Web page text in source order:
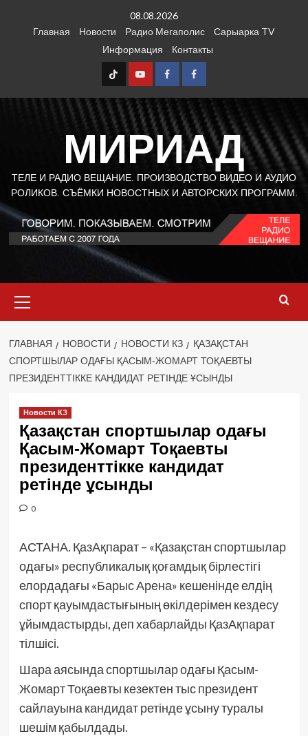
08.08.2026
Главная
Новости Радио Мегаполис
Сарыарка TV
Информация
Контакты
TT Youtube
FB1 FB2
МИРИАД
ТЕЛЕ И РАДИО ВЕЩАНИЕ. ПРОИЗВОДСТВО ВИДЕО И АУДИО
РОЛИКОВ. СЪЁМКИ НОВОСТНЫХ И АВТОРСКИХ ПРОГРАММ.
меню
ГЛАВНАЯ НОВОСТИ НОВОСТИ КЗ
ҚАЗАҚСТАН
СПОРТШЫЛАР ОДАҒЫ ҚАСЫМ-ЖОМАРТ ТОҚАЕВТЫ
ПРЕЗИДЕНТТІККЕ КАНДИДАТ РЕТІНДЕ ҰСЫНДЫ
Новости КЗ
Қазақстан спортшылар одағы
Қасым-Жомарт Тоқаевты
президенттікке кандидат
ретінде ұсынды
0
АСТАНА. ҚазАқпарат – «Қазақстан спортшылар
одағы» республикалық қоғамдық бірлестігі
елордадағы «Барыс Арена» кешенінде елдің
спорт қауымдастығының өкілдерімен кездесу
ұйымдастырды, деп хабарлайды ҚазАқпарат
тілшісі.
Шара аясында спортшылар одағы Қасым-
Жомарт Тоқаевты кезектен тыс президент
сайлауына кандидат ретінде ұсыну туралы
шешім қабылдады.